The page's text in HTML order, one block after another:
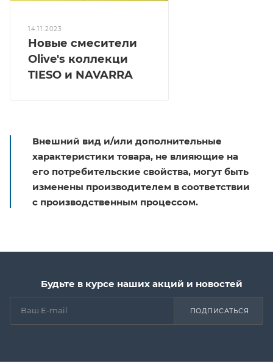
14.11.2023
Новые смесители
Olive's коллекци
TIESO и NAVARRA
Внешний вид и/или дополнительные
характеристики товара, не влияющие на
его потребительские свойства, могут быть
изменены производителем в соответствии
с производственным процессом.
Будьте в курсе наших акций и новостей
ПОДПИСАТЬСЯ